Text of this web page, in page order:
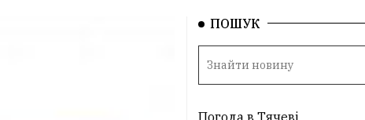
ПОШУК
Погода в Тячеві